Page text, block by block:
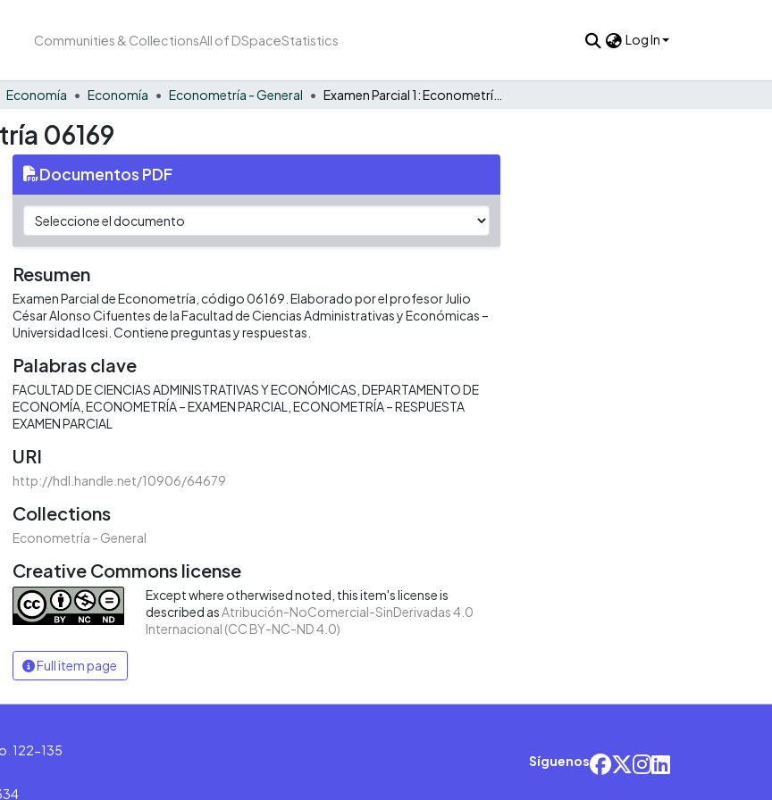
Communities & CollectionsAll of DSpaceStatistics Log In
Economía Economía Econometría - General Examen Parcial 1: Econometría 06169
06169
Documentos PDF
Resumen
Examen Parcial de Econometría, código 06169. Elaborado por el profesor Julio
César Alonso Cifuentes de la Facultad de Ciencias Administrativas y Económicas –
Universidad Icesi. Contiene preguntas y respuestas.
Palabras clave
FACULTAD DE CIENCIAS ADMINISTRATIVAS Y ECONÓMICAS DEPARTAMENTO DE
ECONOMÍA ECONOMETRÍA – EXAMEN PARCIAL
ECONOMETRÍA – RESPUESTA
EXAMEN PARCIAL
URI
http://hdl.handle.net/10906/64679
Collections
Econometría - General
Creative Commons license
Except where otherwised noted, this item's license is
described as Atribución-NoComercial-SinDerivadas 4.0
Internacional (CC BY-NC-ND 4.0)
Full item page
122-135
Síguenos